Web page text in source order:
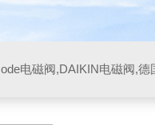
ode电磁阀,DAIKIN电磁阀,